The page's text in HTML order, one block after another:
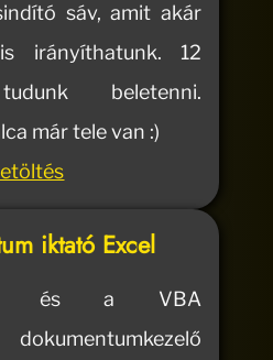
sáv, amit akár
irányíthatunk. 12
beletenni.
már tele van :)
iktató Excel
és a VBA
dokumentumkezelő